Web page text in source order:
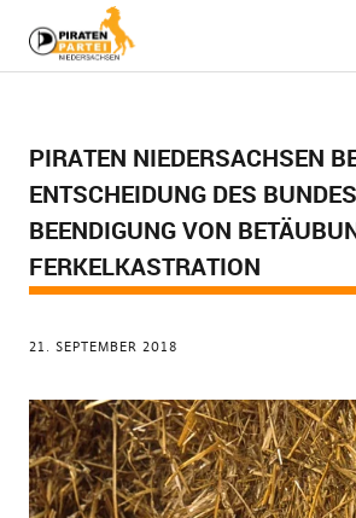
PIRATEN NIEDERSACHSEN
NTSCHEIDUNG DES
EENDIGUNG VON
ERKELKASTRATION
21. SEPTEMBER 2018